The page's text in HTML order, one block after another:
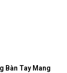
Bàn Tay Mang